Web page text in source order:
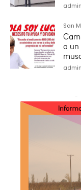
San
a un
-